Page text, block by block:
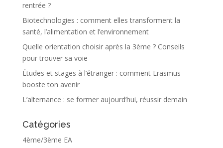
rentrée ?
Biotechnologies : comment elles transforment la
santé, l’alimentation et l’environnement
Quelle orientation choisir après la 3ème ? Conseils
pour trouver sa voie
Études et stages à l’étranger : comment Erasmus
booste ton avenir
L’alternance : se former aujourd’hui, réussir demain
Catégories
4ème/3ème EA